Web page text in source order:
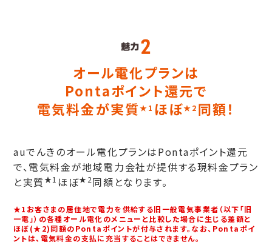
オール電化プランは
Pontaポイント還元で
電気料金が実質★1 ほぼ★2 同額！
auでんきのオール電化プランはPontaポイント還元
で、電気料金が地域電力会社が提供する現料金プラン
と実質★1 ほぼ★2同額となります。
★1お客さまの居住地で電力を供給する旧一般電気事業者（以下「旧
一電」）の各種オール電化のメニューと比較した場合に生じる差額と
ほぼ(★2)同額のPontaポイントが付与されます。なお、Pontaポイ
ントは、電気料金の支払に充当することはできません。